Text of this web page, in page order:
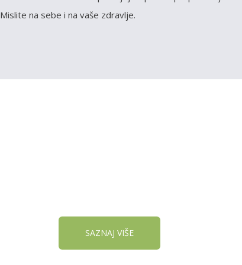
Mislite na sebe i na vaše zdravlje.
SAZNAJ VIŠE